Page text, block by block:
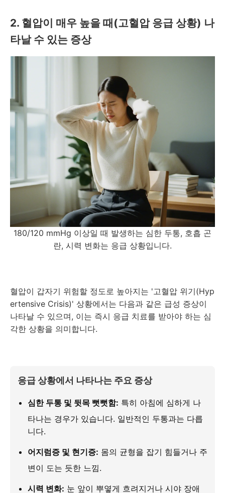
2. 혈압이 매우 높을 때(고혈압 응급 상황) 나
타날 수 있는 증상
180/120 mmHg 이상일 때 발생하는 심한 두통, 호흡 곤
란, 시력 변화는 응급 상황입니다.
혈압이 갑자기 위험할 정도로 높아지는 '고혈압 위기(Hyp
ertensive Crisis)' 상황에서는 다음과 같은 급성 증상이
나타날 수 있으며, 이는 즉시 응급 치료를 받아야 하는 심
각한 상황을 의미합니다.
응급 상황에서 나타나는 주요 증상
심한 두통 및 뒷목 뻣뻣함: 특히 아침에 심하게 나
타나는 경우가 있습니다. 일반적인 두통과는 다릅
니다.
어지럼증 및 현기증: 몸의 균형을 잡기 힘들거나 주
변이 도는 듯한 느낌.
시력 변화: 눈 앞이 뿌옇게 흐려지거나 시야 장애